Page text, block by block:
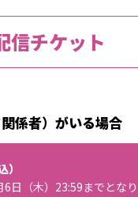
信チケット
係者）がいる場合
）
日（木）23:59までとな